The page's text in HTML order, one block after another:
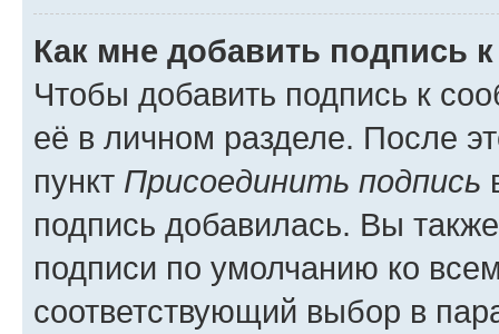
Как мне добавить подпись
Чтобы добавить подпись к
её в личном разделе. После
пункт Присоединить подпись
подпись добавилась. Вы
подписи по умолчанию ко
соответствующий выбор в